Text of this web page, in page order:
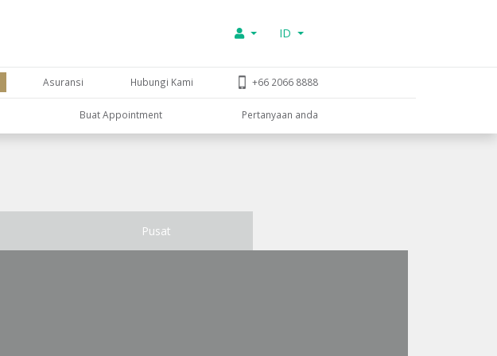
ID
Asuransi Hubungi Kami +66 2066 8888
Buat Appointment Pertanyaan anda
Pusat